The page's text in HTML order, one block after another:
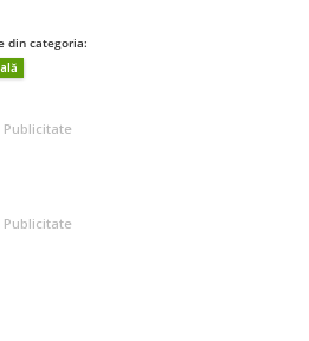
din categoria:
Publicitate
Publicitate